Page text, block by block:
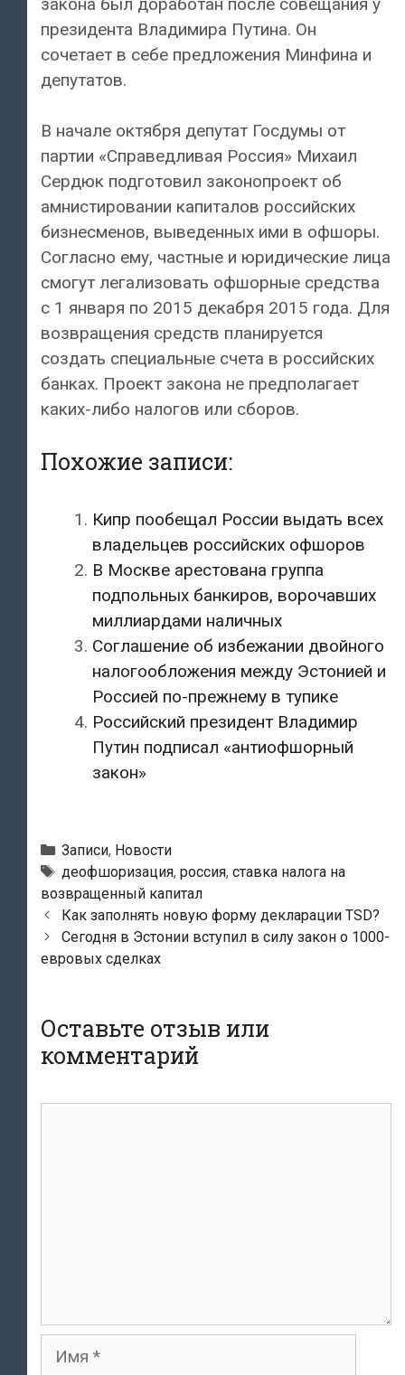
президента Владимира Путина. Он
сочетает в себе предложения Минфина и
депутатов.
В начале октября депутат Госдумы от
партии «Справедливая Россия» Михаил
Сердюк подготовил законопроект об
амнистировании капиталов российских
бизнесменов, выведенных ими в офшоры.
Согласно ему, частные и юридические лица
смогут легализовать офшорные средства
с 1 января по 2015 декабря 2015 года. Для
возвращения средств планируется
создать специальные счета в российских
банках. Проект закона не предполагает
каких-либо налогов или сборов.
Похожие записи:
Кипр пообещал России выдать всех
владельцев российских офшоров
В Москве арестована группа
подпольных банкиров, ворочавших
миллиардами наличных
Соглашение об избежании двойного
налогообложения между Эстонией и
Россией по-прежнему в тупике
Российский президент Владимир
Путин подписал «антиофшорный
закон»
Рубрики
Записи, Новости
Метки
деофшоризация, россия, ставка налога на
возвращенный капитал
Навигация
по
записям
Как заполнять новую форму декларации TSD?
Сегодня в Эстонии вступил в силу закон о 1000-
евровых сделках
Оставьте отзыв или
комментарий
Имя